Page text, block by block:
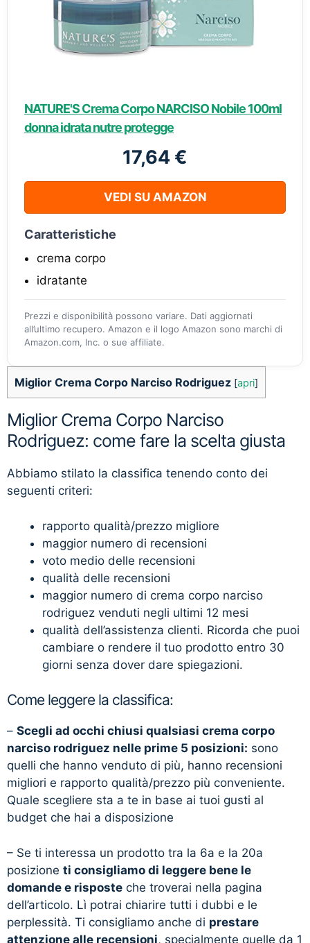
NATURE'S Crema Corpo NARCISO Nobile 100ml
donna idrata nutre protegge
17,64 €
VEDI SU AMAZON
Caratteristiche
crema corpo
idratante
Prezzi e disponibilità possono variare. Dati aggiornati
all’ultimo recupero. Amazon e il logo Amazon sono marchi di
Amazon.com, Inc. o sue affiliate.
Miglior Crema Corpo Narciso Rodriguez [apri]
Miglior Crema Corpo Narciso
Rodriguez: come fare la scelta giusta
Abbiamo stilato la classifica tenendo conto dei
seguenti criteri:
rapporto qualità/prezzo migliore
maggior numero di recensioni
voto medio delle recensioni
qualità delle recensioni
maggior numero di crema corpo narciso
rodriguez venduti negli ultimi 12 mesi
qualità dell’assistenza clienti. Ricorda che puoi
cambiare o rendere il tuo prodotto entro 30
giorni senza dover dare spiegazioni.
Come leggere la classifica:
– Scegli ad occhi chiusi qualsiasi crema corpo
narciso rodriguez nelle prime 5 posizioni: sono
quelli che hanno venduto di più, hanno recensioni
migliori e rapporto qualità/prezzo più conveniente.
Quale scegliere sta a te in base ai tuoi gusti al
budget che hai a disposizione
– Se ti interessa un prodotto tra la 6a e la 20a
posizione ti consigliamo di leggere bene le
domande e risposte che troverai nella pagina
dell’articolo. Lì potrai chiarire tutti i dubbi e le
perplessità. Ti consigliamo anche di prestare
attenzione alle recensioni, specialmente quelle da 1